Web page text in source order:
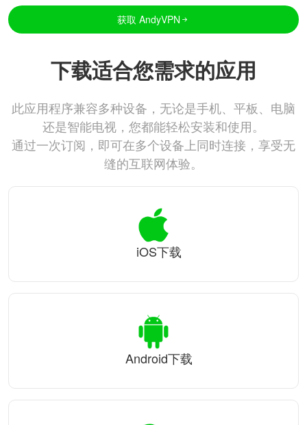
获取 AndyVPN
下载适合您需求的应用
此应用程序兼容多种设备，无论是手机、平板、电脑
还是智能电视，您都能轻松安装和使用。
通过一次订阅，即可在多个设备上同时连接，享受无
缝的互联网体验。
iOS下载
Android下载